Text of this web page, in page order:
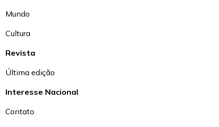
Mundo
Cultura
Revista
Última edição
Interesse Nacional
Contato